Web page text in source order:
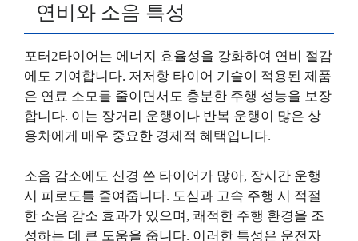
연비와 소음 특성
포터2타이어는 에너지 효율성을 강화하여 연비 절감
에도 기여합니다. 저저항 타이어 기술이 적용된 제품
은 연료 소모를 줄이면서도 충분한 주행 성능을 보장
합니다. 이는 장거리 운행이나 반복 운행이 많은 상
용차에게 매우 중요한 경제적 혜택입니다.
소음 감소에도 신경 쓴 타이어가 많아, 장시간 운행
시 피로도를 줄여줍니다. 도심과 고속 주행 시 적절
한 소음 감소 효과가 있으며, 쾌적한 주행 환경을 조
성하는 데 큰 도움을 줍니다. 이러한 특성은 운전자